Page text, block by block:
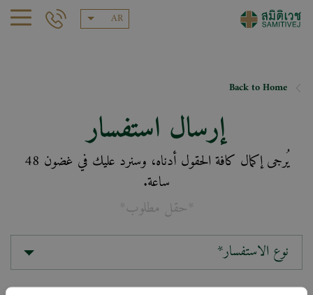
AR
Back to Home
إرسال استفسار
يُرجى إكمال كافة الحقول أدناه، وسنرد عليك في غضون 48
ساعة.
*حقل مطلوب*
نوع الاستفسار*